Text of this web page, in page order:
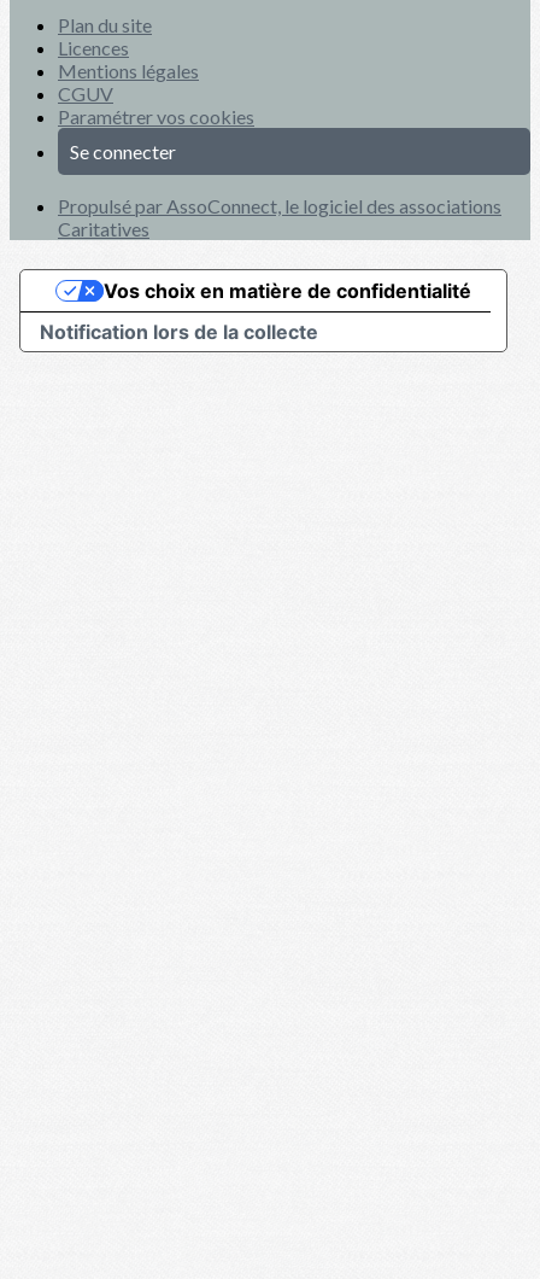
Plan du site
Licences
Mentions légales
CGUV
Paramétrer vos cookies
Se connecter
Propulsé par AssoConnect, le logiciel des associations
Caritatives
Notification lors de la collecte
Vos choix en matière de confidentialité